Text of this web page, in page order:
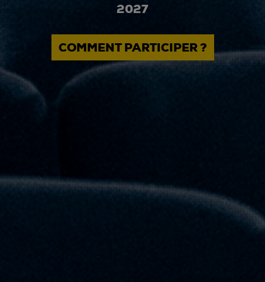
2027
COMMENT PARTICIPER ?